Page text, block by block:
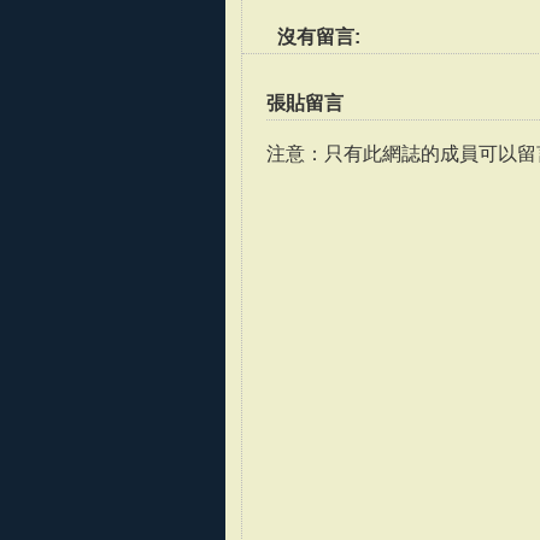
沒有留言:
張貼留言
注意：只有此網誌的成員可以